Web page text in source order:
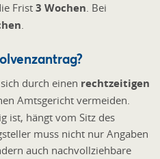
Frist 3 Wochen. Bei
.
durch einen rechtzeitigen
Amtsgericht vermeiden.
ist, hängt vom Sitz des
muss nicht nur Angaben
auch nachvollziehbare